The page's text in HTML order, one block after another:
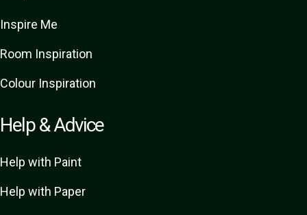
Inspire Me
Room Inspiration
Colour Inspiration
Help & Advice
Help with Paint
Help with Paper